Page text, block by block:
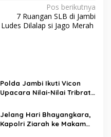
Pos berikutnya
7 Ruangan SLB di Jambi
Ludes Dilalap si Jago Merah
Polda Jambi Ikuti Vicon
Upacara Nilai-Nilai Tribrata
Bhayangkara ke-80
Jelang Hari Bhayangkara,
Kapolri Ziarah ke Makam